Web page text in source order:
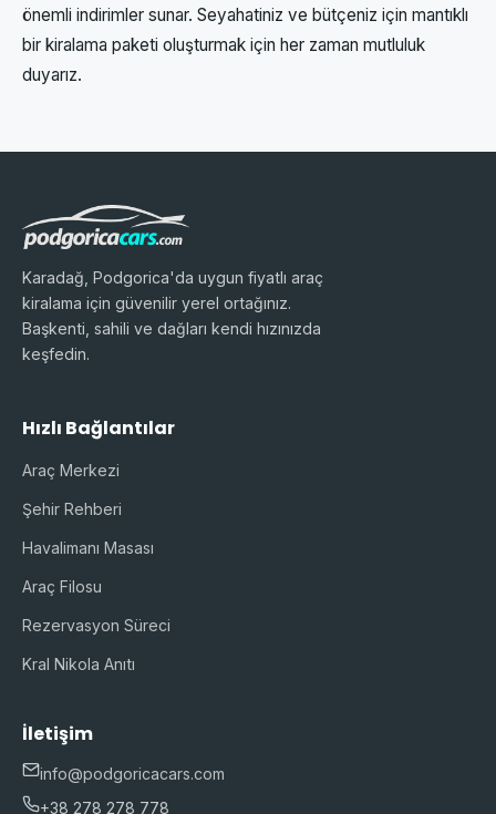
önemli indirimler sunar. Seyahatiniz ve bütçeniz için mantıklı
bir kiralama paketi oluşturmak için her zaman mutluluk
duyarız.
Karadağ, Podgorica'da uygun fiyatlı araç
kiralama için güvenilir yerel ortağınız.
Başkenti, sahili ve dağları kendi hızınızda
keşfedin.
Hızlı Bağlantılar
Araç Merkezi
Şehir Rehberi
Havalimanı Masası
Araç Filosu
Rezervasyon Süreci
Kral Nikola Anıtı
İletişim
info@podgoricacars.com
+38 278 278 778